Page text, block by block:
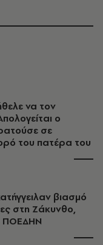
να τον
ο
σε
του πατέρα του
βιασμό
στη Ζάκυνθο,
ΠΟΕΔΗΝ